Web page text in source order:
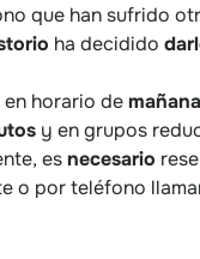
que han sufrido
ha decidido
horario demañana
y en grupos
esnecesario
o por teléfono